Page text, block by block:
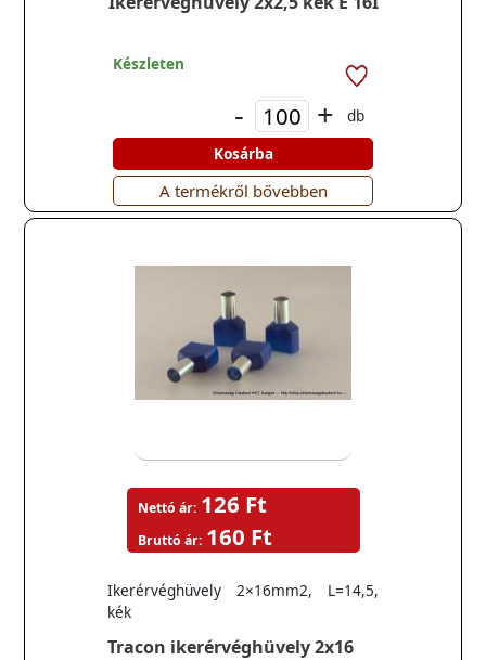
Készleten
- +
db
Kosárba
A termékről bővebben
Tracon ikerérvéghüvely 2x16
Ikerérvéghüvely 2×16mm2, L=14,5,
kék
Nettó ár: 126 Ft
Bruttó ár: 160 Ft